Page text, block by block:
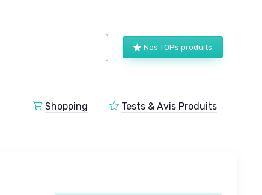
Nos TOPs produits
Shopping Tests & Avis Produits